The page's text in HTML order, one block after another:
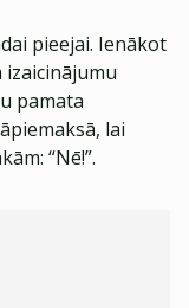
pieejai. Ienākot
pamata
lai
“Nē!”.